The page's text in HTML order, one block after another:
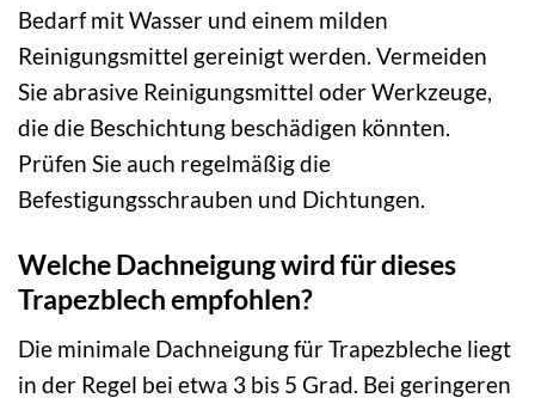
Bedarf mit Wasser und einem milden
Reinigungsmittel gereinigt werden. Vermeiden
Sie abrasive Reinigungsmittel oder Werkzeuge,
die die Beschichtung beschädigen könnten.
Prüfen Sie auch regelmäßig die
Befestigungsschrauben und Dichtungen.
Welche Dachneigung wird für dieses
Trapezblech empfohlen?
Die minimale Dachneigung für Trapezbleche liegt
in der Regel bei etwa 3 bis 5 Grad. Bei geringeren